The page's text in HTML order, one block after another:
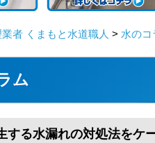
者 くまもと水道職人 > 水のコ
ム
する水漏れの対処法をケ